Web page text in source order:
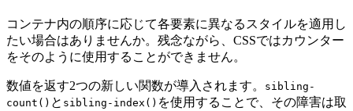
コンテナ内の順序に応じて各要素に異なるスタイルを適用し
たい場合はありませんか。残念ながら、CSSではカウンター
をそのように使用することができません。
数値を返す2つの新しい関数が導入されます。
sibling-
count() と sibling-index() を使用することで、その障害は取